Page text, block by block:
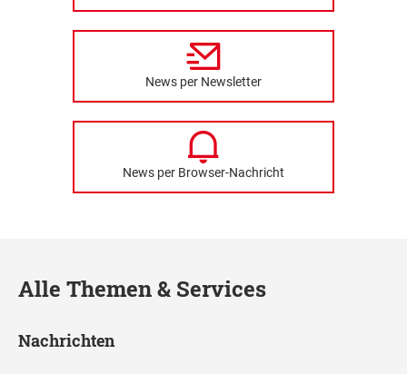
News per Newsletter
News per Browser-Nachricht
Alle Themen & Services
Nachrichten